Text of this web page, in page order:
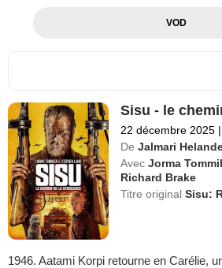
VOD
Sisu - le
22 décembre 2025 |
De Jalmari
Avec Jorma
Richard Brake
Titre originalSisu:
1946. Aatami Korpi retourne en Carélie,